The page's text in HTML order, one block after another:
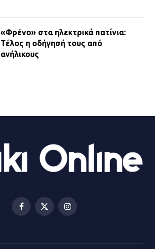
«Φρένο» στα ηλεκτρικά πατίνια:
Τέλος η οδήγησή τους από
ανήλικους
Βριλήσσια: Αυτοκίνητο έσπασε
τζαμαρία και μπήκε μέσα σε μαγαζί
Facebook
X
Instagram